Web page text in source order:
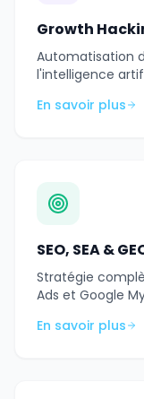
Growth
Automatisation
l'intelligence
En savoir plus
SEO, SEA &
Stratégie
Ads et Google
En savoir plus